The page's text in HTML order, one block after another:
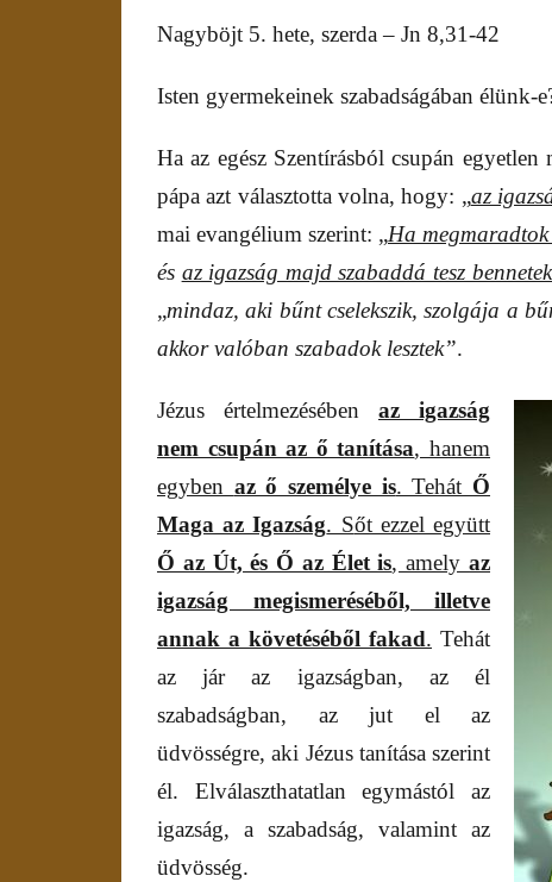
Nagyböjt 5. hete, szerda – Jn 8,31-42
Isten gyermekeinek szabadságában élünk-
Ha az egész Szentírásból csupán
pápa azt választotta volna, hogy: „az
mai evangélium szerint: „Ha
és az igazság majd szabaddá tesz
„mindaz, aki bűnt cselekszik, szolgája a
akkor valóban szabadok lesztek”.
Jézus értelmezésében az igazság
nem csupán az ő tanítása, hanem
egyben az ő személye is. Tehát Ő
Maga az Igazság. Sőt ezzel együtt
Ő az Út, és Ő az Élet is, amelyaz
igazság megismeréséből, illetve
annak a követéséből fakad. Tehát
az jár az igazságban, az él
szabadságban, az jut el az
üdvösségre, aki Jézus tanítása szerint
él. Elválaszthatatlan egymástól az
igazság, a szabadság, valamint az
üdvösség.